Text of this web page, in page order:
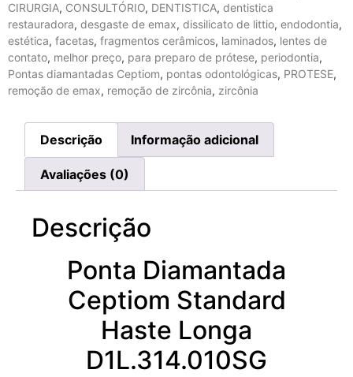
CIRURGIA, CONSULTÓRIO, DENTISTICA, dentistica
restauradora, desgaste de emax, dissilicato de littio, endodontia,
estética, facetas, fragmentos cerâmicos, laminados, lentes de
contato, melhor preço, para preparo de prótese, periodontia,
Pontas diamantadas Ceptiom, pontas odontológicas, PROTESE,
remoção de emax, remoção de zircônia, zircônia
Descrição Informação adicional
Avaliações (0)
Descrição
Ponta Diamantada
Ceptiom Standard
Haste Longa
D1L.314.010SG